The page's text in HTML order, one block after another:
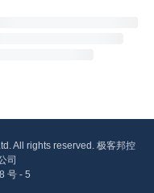
All rights reserved. 极客邦控
司
号 - 5